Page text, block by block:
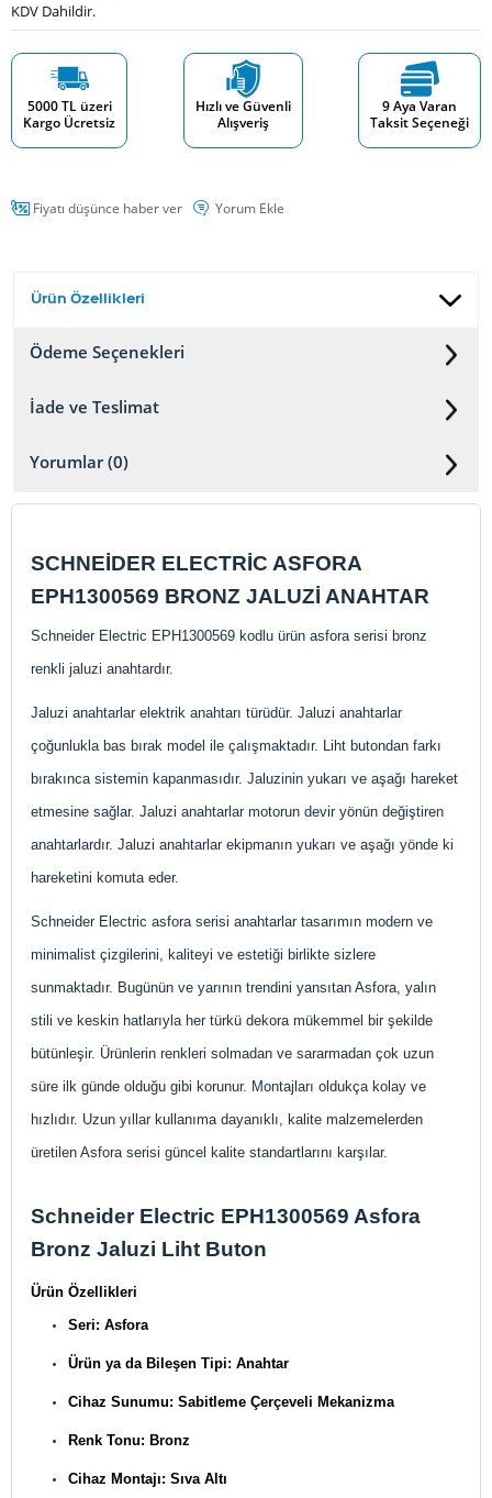
KDV Dahildir.
5000 TL üzeri
Kargo Ücretsiz
Hızlı ve Güvenli
Alışveriş
9 Aya Varan
Taksit Seçeneği
Fiyatı düşünce haber ver Yorum Ekle
Ürün Özellikleri
Ödeme Seçenekleri
İade ve Teslimat
Yorumlar (0)
SCHNEİDER ELECTRİC ASFORA
EPH1300569 BRONZ JALUZİ ANAHTAR
Schneider Electric EPH1300569 kodlu ürün asfora serisi bronz
renkli jaluzi anahtardır.
Jaluzi anahtarlar elektrik anahtarı türüdür. Jaluzi anahtarlar
çoğunlukla bas bırak model ile çalışmaktadır. Liht butondan farkı
bırakınca sistemin kapanmasıdır. Jaluzinin yukarı ve aşağı hareket
etmesine sağlar. Jaluzi anahtarlar motorun devir yönün değiştiren
anahtarlardır. Jaluzi anahtarlar ekipmanın yukarı ve aşağı yönde ki
hareketini komuta eder.
Schneider Electric asfora serisi anahtarlar tasarımın modern ve
minimalist çizgilerini, kaliteyi ve estetiği birlikte sizlere
sunmaktadır. Bugünün ve yarının trendini yansıtan Asfora, yalın
stili ve keskin hatlarıyla her türkü dekora mükemmel bir şekilde
bütünleşir. Ürünlerin renkleri solmadan ve sararmadan çok uzun
süre ilk günde olduğu gibi korunur. Montajları oldukça kolay ve
hızlıdır. Uzun yıllar kullanıma dayanıklı, kalite malzemelerden
üretilen Asfora serisi güncel kalite standartlarını karşılar.
Schneider Electric EPH1300569 Asfora
Bronz Jaluzi Liht Buton
Ürün Özellikleri
Seri: Asfora
Ürün ya da Bileşen Tipi: Anahtar
Cihaz Sunumu: Sabitleme Çerçeveli Mekanizma
Renk Tonu: Bronz
Cihaz Montajı: Sıva Altı